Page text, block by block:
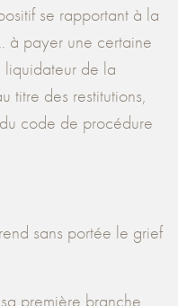
se rapportant à la
à payer une certaine
liquidateur de la
titre des restitutions,
code de procédure
sans portée le grief
première branche